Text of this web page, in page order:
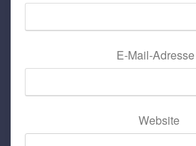
E-Mail-Adresse
Website